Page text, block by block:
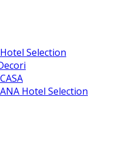
Selection
Hotel Selection